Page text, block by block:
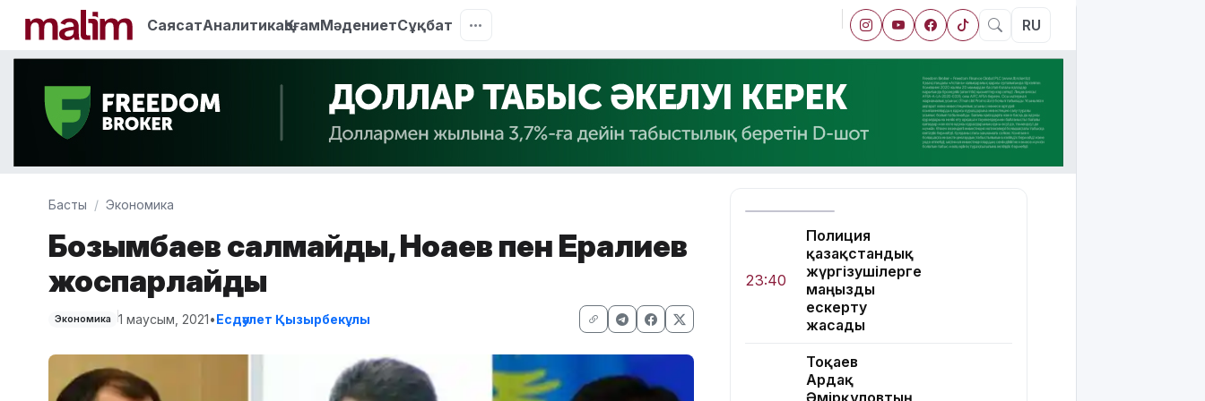
СаясатАналитикаҚоғамМәдениетСұқбат RU
Басты Экономика
Бозымбаев салмайды, Ноғаев пен Ерғалиев
жоспарлайды
Экономика 1 маусым, 2021•Есдәулет Қызырбекұлы
23:40
Полиция
қазақстандық
жүргізушілерге
маңызды
ескерту
жасады
Тоқаев
Ардақ